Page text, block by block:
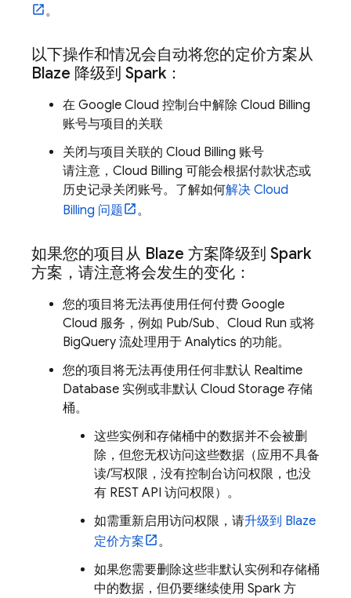
。
以下操作和情况会自动将您的定价方案从
Blaze 降级到 Spark：
在 Google Cloud 控制台中解除 Cloud Billing
账号与项目的关联
关闭与项目关联的 Cloud Billing 账号
请注意， Cloud Billing 可能会根据付款状态或
历史记录关闭账号。了解如何解决 Cloud
Billing 问题 。
如果您的项目从 Blaze 方案降级到 Spark
方案，请注意将会发生的变化：
您的项目将无法再使用任何付费 Google
Cloud 服务，例如 Pub/Sub、 Cloud Run 或将
BigQuery 流处理用于 Analytics 的功能。
您的项目将无法再使用任何非默认 Realtime
Database 实例或非默认 Cloud Storage 存储
桶。
这些实例和存储桶中的数据并不会被删
除，但您无权访问这些数据（应用不具备
读/写权限，没有控制台访问权限，也没
有 REST API 访问权限）。
如需重新启用访问权限，请升级到 Blaze
定价方案
。
如果您需要删除这些非默认实例和存储桶
中的数据，但仍要继续使用 Spark 方